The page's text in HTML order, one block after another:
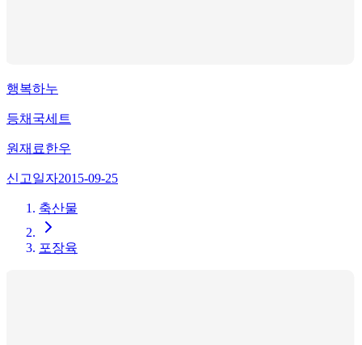
행복하누
등채국세트
원재료한우
신고일자2015-09-25
축산물
포장육